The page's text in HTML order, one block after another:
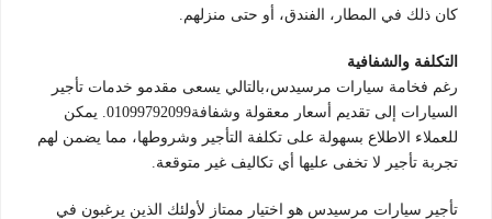
كان ذلك في المطار، الفندق، أو حتى منزلهم.
التكلفة والشفافية
رغم فخامة سيارات مرسيدس،بالتالي يسعى مقدمو خدمات تأجير
السيارات إلى تقديم أسعار معقولة وشفافة01099792099. يمكن
للعملاء الاطلاع بسهولة على تكلفة التأجير وشروطها، مما يضمن لهم
تجربة تأجير لا تخفى عليها أي تكاليف غير متوقعة.
تأجير سيارات مرسيدس هو اختيار ممتاز لأولئك الذين يرغبون في